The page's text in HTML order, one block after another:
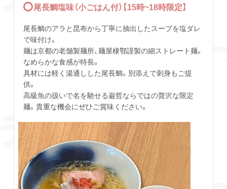
尾長鯛塩味（小ごはん付）【15時~18時限定】
尾長鯛のアラと昆布から丁寧に抽出したスープを塩ダレ
で味付け。
麺は京都の老舗製麺所、麺屋棣鄂謹製の細ストレート麺。
なめらかな食感が特長。
具材には軽く湯通しした尾長鯛。別添えで刺身もご提
供。
高級魚の扱いで名を馳せる巌哲ならではの贅沢な限定
麺。貴重な機会にぜひご賞味ください。